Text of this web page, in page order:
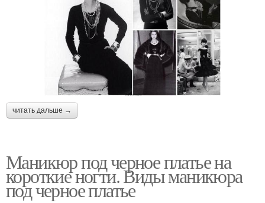
читать дальше →
Маникюр под черное платье на
короткие ногти. Виды маникюра
под черное платье